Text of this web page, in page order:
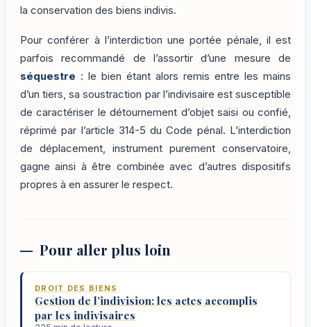
la conservation des biens indivis.
Pour conférer à l’interdiction une portée pénale, il est
parfois recommandé de l’assortir d’une mesure de
séquestre : le bien étant alors remis entre les mains
d’un tiers, sa soustraction par l’indivisaire est susceptible
de caractériser le détournement d’objet saisi ou confié,
réprimé par l’article 314-5 du Code pénal. L’interdiction
de déplacement, instrument purement conservatoire,
gagne ainsi à être combinée avec d’autres dispositifs
propres à en assurer le respect.
Pour aller plus loin
DROIT DES BIENS
Gestion de l’indivision: les actes accomplis
par les indivisaires